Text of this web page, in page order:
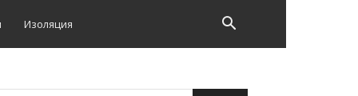
Изоляция